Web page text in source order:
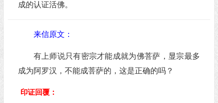
成的认证活佛。
来信原文：
有上师说只有密宗才能成就为佛菩萨，显宗最多
成为阿罗汉，不能成菩萨的，这是正确的吗？
印证回覆：